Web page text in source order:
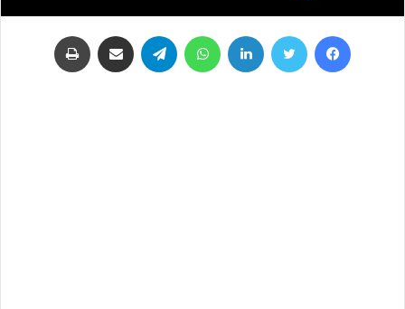
فيسبوك تويتر لينكدإن واتساب تيلقرام مشاركة عبر البريد